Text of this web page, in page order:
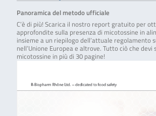
Panoramica del metodo ufficiale
C’è di più! Scarica il nostro report gratuito per
approfondite sulla presenza di micotossine in
insieme a un riepilogo dell’attuale regolamento
nell’Unione Europea e altrove. Tutto ciò che devi
micotossine in più di 30 pagine!